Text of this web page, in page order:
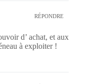
RÉPONDRE
d’ achat, et aux
à exploiter !